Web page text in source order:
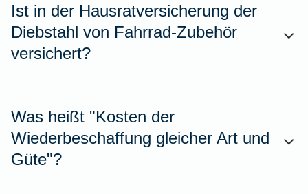
Ist in der Hausratversicherung der
Diebstahl von Fahrrad-Zubehör
versichert?
Was heißt "Kosten der
Wiederbeschaffung gleicher Art und
Güte"?